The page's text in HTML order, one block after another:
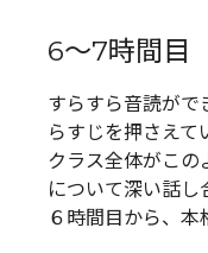
6～7時間目
すらすら音読がで
らすじを押さえて
クラス全体がこの
について深い話し
６時間目から、本